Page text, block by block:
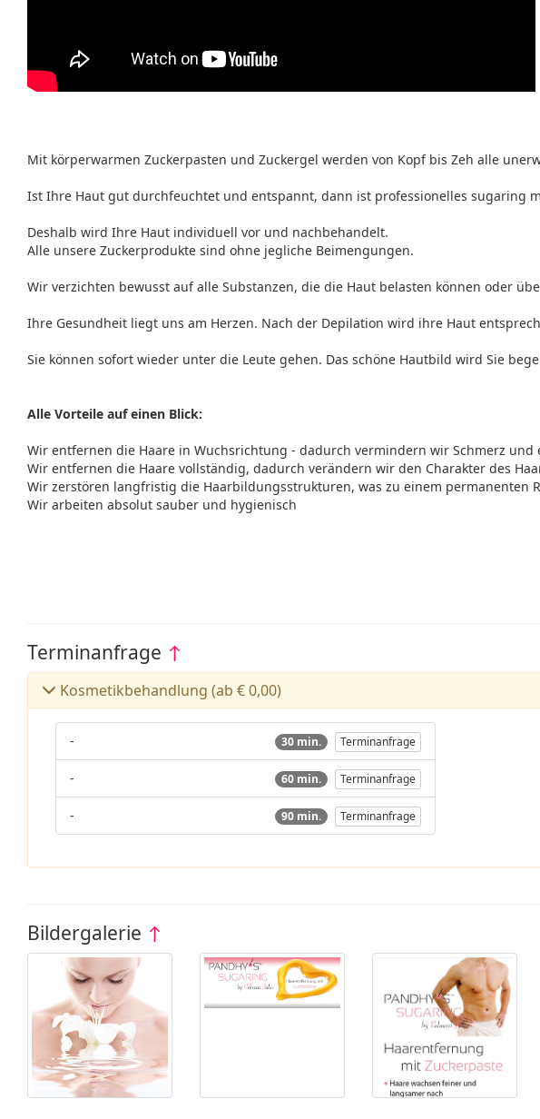
Mit körperwarmen Zuckerpasten und Zuckergel werden von Kopf bis Zeh alle
Ist Ihre Haut gut durchfeuchtet und entspannt, dann ist professionelles sugaring
Deshalb wird Ihre Haut individuell vor und nachbehandelt.
Alle unsere Zuckerprodukte sind ohne jegliche Beimengungen.
Wir verzichten bewusst auf alle Substanzen, die die Haut belasten können oder
Ihre Gesundheit liegt uns am Herzen. Nach der Depilation wird ihre Haut
Sie können sofort wieder unter die Leute gehen. Das schöne Hautbild wird Sie
Alle Vorteile auf einen Blick:
Wir entfernen die Haare in Wuchsrichtung - dadurch vermindern wir Schmerz und
Wir entfernen die Haare vollständig, dadurch verändern wir den Charakter des
Wir zerstören langfristig die Haarbildungsstrukturen, was zu einem permanenten
Wir arbeiten absolut sauber und hygienisch
Terminanfrage ↑
Kosmetikbehandlung (ab € 0,00)
30 min. Terminanfrage
-
60 min. Terminanfrage
-
90 min. Terminanfrage
-
Bildergalerie ↑